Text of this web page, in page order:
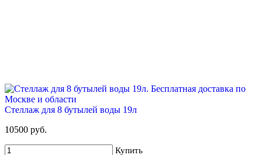
Стеллаж для 8 бутылей воды 19л
10500 руб.
Купить